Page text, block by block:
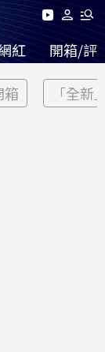
紅 開箱/評
箱 「全新